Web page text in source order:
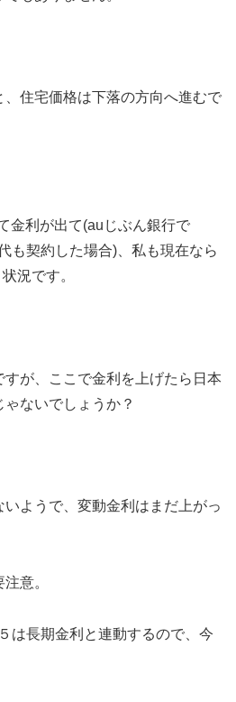
住宅価格は下落の方向へ進むで
金利が出て(auじぶん銀行で
も契約した場合)、私も現在なら
況です。
が、ここで金利を上げたら日本
ないでしょうか？
ようで、変動金利はまだ上がっ
意。
は長期金利と連動するので、今